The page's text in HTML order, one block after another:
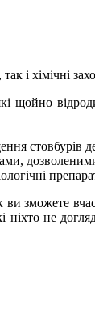
і хімічні
щойно
стовбурів
зможете
ніхто не